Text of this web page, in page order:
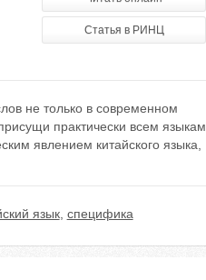
Статья в РИНЦ
не только в современном
практически всем языкам
явлением китайского языка,
язык, специфика